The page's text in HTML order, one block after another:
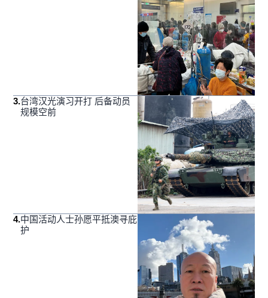
3.台湾汉光演习开打 后备动员
规模空前
4.中国活动人士孙愿平抵澳寻庇
护